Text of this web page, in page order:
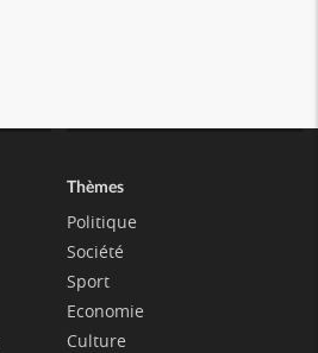
Thèmes
Politique
Société
Sport
Economie
Culture